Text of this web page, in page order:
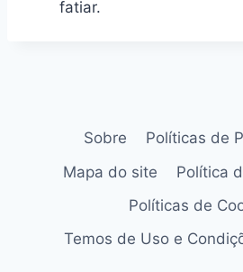
fatiar.
Sobre
Políticas de
Mapa do site
Política
Políticas de
Temos de Uso e